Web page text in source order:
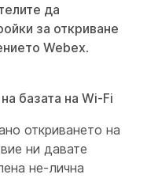
да
за откриване
Webex.
базата на Wi-Fi
откриването на
ни давате
не-лична